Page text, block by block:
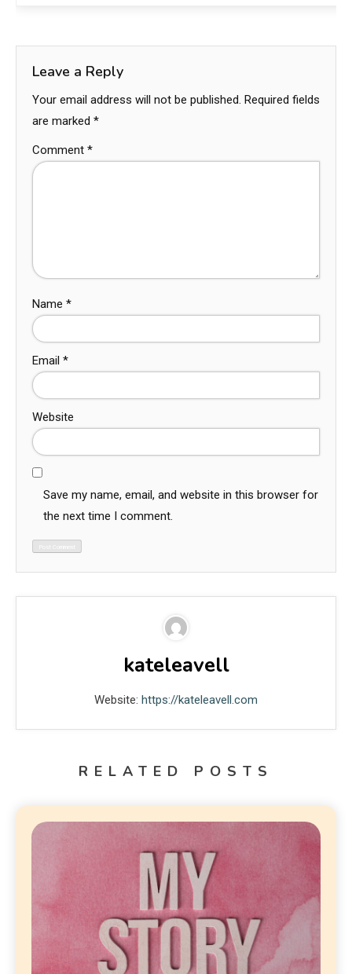
Leave a Reply
Your email address will not be published. Required fields
are marked *
Comment *
Name *
Email *
Website
Save my name, email, and website in this browser for
the next time I comment.
kateleavell
Website: https://kateleavell.com
RELATED POSTS